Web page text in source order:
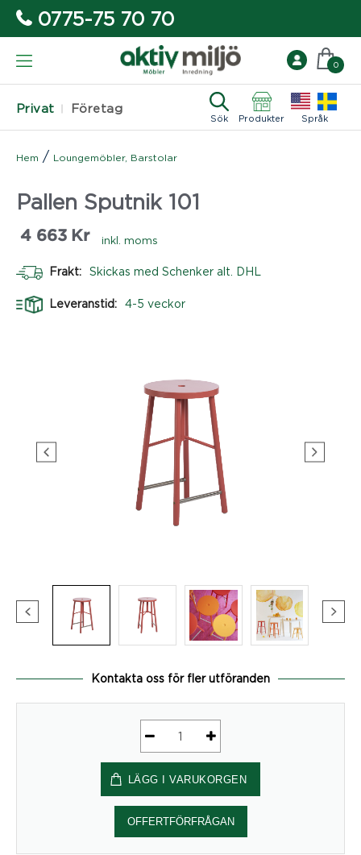
0775-75 70 70
Privat Företag
Sök Produkter Språk
0
Hem / Loungemöbler, Barstolar
Pallen Sputnik 101
4 663 Kr inkl. moms
Frakt: Skickas med Schenker alt. DHL
Leveranstid: 4-5 veckor
Kontakta oss för fler utföranden
Pallen
Sputnik
101
mängd
LÄGG I VARUKORGEN
OFFERTFÖRFRÅGAN